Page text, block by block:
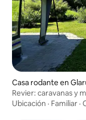
Casa rodante en
Revier: caravanas y
Ubicación · Familiar ·